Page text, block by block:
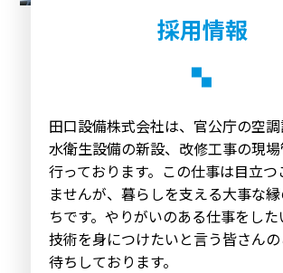
採用情報
田口設備株式会社は、官公庁の空
水衛生設備の新設、改修工事の現
行っております。 この仕事は目立つ
ませんが、暮らしを支える大事な
ちです。 やりがいのある仕事をし
技術を身につけたいと言う皆さん
待ちしております。